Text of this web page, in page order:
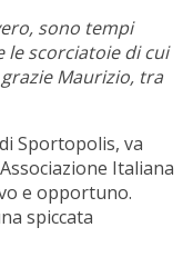
sono tempi
scorciatoie di cui
Maurizio, tra
Sportopolis, va
Italiana
e opportuno.
spiccata